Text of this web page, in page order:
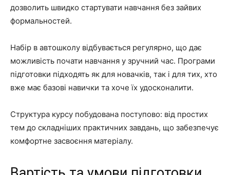
дозволить швидко стартувати навчання без зайвих
формальностей.
Набір в автошколу відбувається регулярно, що дає
можливість почати навчання у зручний час. Програми
підготовки підходять як для новачків, так і для тих, хто
вже має базові навички та хоче їх удосконалити.
Структура курсу побудована поступово: від простих
тем до складніших практичних завдань, що забезпечує
комфортне засвоєння матеріалу.